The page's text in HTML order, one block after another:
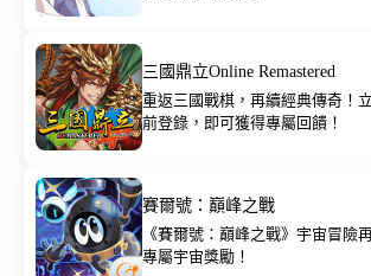
三國鼎立Online Remastered
重返三國戰棋，再續經典傳奇！
前登錄，即可獲得專屬回饋！
賽爾號：巔峰之戰
《賽爾號：巔峰之戰》宇宙冒險
專屬宇宙獎勵！